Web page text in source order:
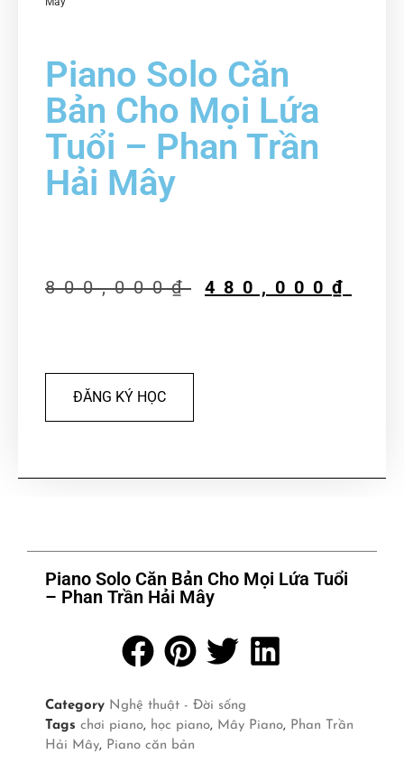
Piano Solo Căn
Bản Cho Mọi Lứa
Tuổi – Phan Trần
Hải Mây
800,000₫ 480,000 ₫
ĐĂNG KÝ HỌC
Piano Solo Căn Bản Cho Mọi Lứa Tuổi
– Phan Trần Hải Mây
Category Nghệ thuật - Đời sống
Tags chơi piano, học piano, Mây Piano, Phan Trần
Hải Mây, Piano căn bản